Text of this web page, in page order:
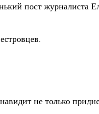
пост
не только